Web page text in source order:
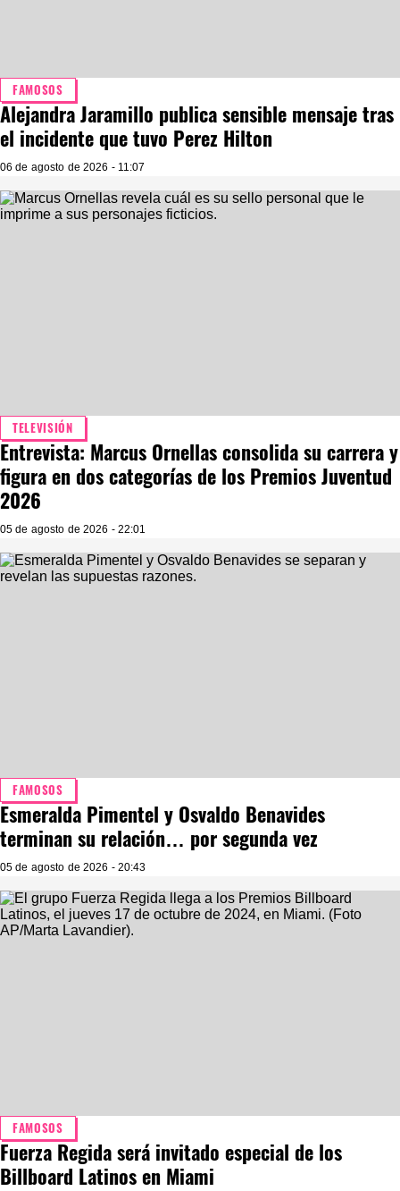
FAMOSOS
Alejandra Jaramillo publica sensible mensaje tras
el incidente que tuvo Perez Hilton
06 de agosto de 2026 - 11:07
TELEVISIÓN
Entrevista: Marcus Ornellas consolida su carrera y
figura en dos categorías de los Premios Juventud
2026
05 de agosto de 2026 - 22:01
FAMOSOS
Esmeralda Pimentel y Osvaldo Benavides
terminan su relación… por segunda vez
05 de agosto de 2026 - 20:43
FAMOSOS
Fuerza Regida será invitado especial de los
Billboard Latinos en Miami